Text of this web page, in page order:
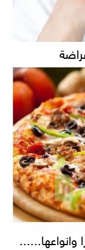
وانواعها......